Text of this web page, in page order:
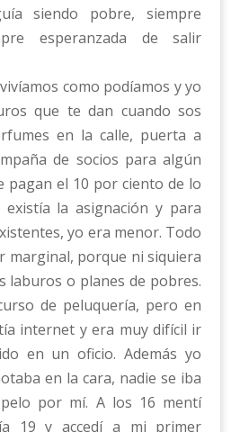
siendo pobre, siempre
esperanzada de salir
como podíamos y yo
que te dan cuando sos
en la calle, puerta a
de socios para algún
pagan el 10 por ciento de lo
existía la asignación y para
yo era menor. Todo
marginal, porque ni siquiera
laburos o planes de pobres.
de peluquería, pero en
internet y era muy difícil ir
en un oficio. Además yo
en la cara, nadie se iba
por mí. A los 16 mentí
19 y accedí a mi primer